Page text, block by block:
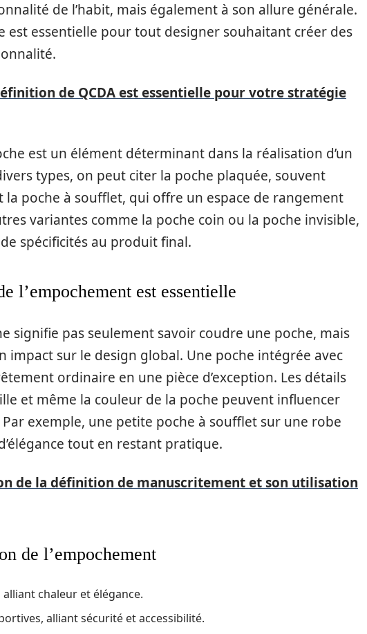
de l’habit, mais également à son allure générale.
est essentielle pour tout designer souhaitant créer des
de QCDA est essentielle pour votre stratégie
est un élément déterminant dans la réalisation d’un
types, on peut citer la poche plaquée, souvent
la poche à soufflet, qui offre un espace de rangement
variantes comme la poche coin ou la poche invisible,
spécificités au produit final.
l’empochement est essentielle
signifie pas seulement savoir coudre une poche, mais
impact sur le design global. Une poche intégrée avec
ordinaire en une pièce d’exception. Les détails
et même la couleur de la poche peuvent influencer
Par exemple, une petite poche à soufflet sur une robe
tout en restant pratique.
de la définition de manuscritement et son utilisation
de l’empochement
alliant chaleur et élégance.
alliant sécurité et accessibilité.